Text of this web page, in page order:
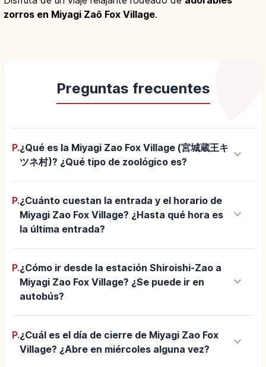
zorros en Miyagi Zaō Fox Village.
Preguntas frecuentes
P.¿Qué es la Miyagi Zao Fox Village (宮城蔵王キ
ツネ村)? ¿Qué tipo de zoológico es?
keyboard_arrow_down
P.¿Cuánto cuestan la entrada y el horario de
Miyagi Zao Fox Village? ¿Hasta qué hora es
la última entrada?
keyboard_arrow_down
P.¿Cómo ir desde la estación Shiroishi-Zao a
Miyagi Zao Fox Village? ¿Se puede ir en
autobús?
keyboard_arrow_down
P.¿Cuál es el día de cierre de Miyagi Zao Fox
Village? ¿Abre en miércoles alguna vez?
keyboard_arrow_down